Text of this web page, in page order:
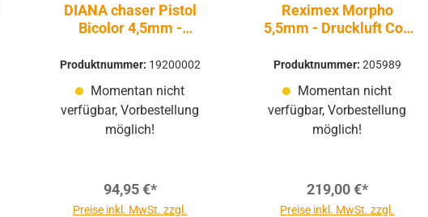
DIANA chaser Pistol
Bicolor 4,5mm -
BlowBack
Produktnummer: 19200002
Momentan nicht
verfügbar, Vorbestellung
möglich!
94,95 €*
Preise inkl. MwSt. zzgl.
Reximex Morpho
5,5mm - Druckluft Co2
Produktnummer: 205989
Momentan nicht
verfügbar, Vorbestellung
möglich!
219,00 €*
Preise inkl. MwSt. zzgl.